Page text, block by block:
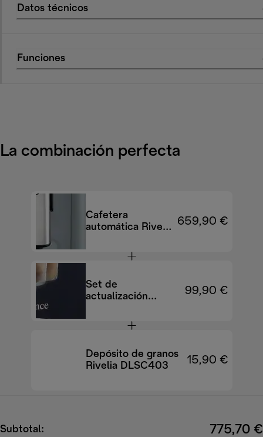
Datos técnicos
Funciones
La combinación perfecta
Cafetera
automática Rivelia
659,90 €
Set de
actualización
LatteCrema Cool
99,90 €
Depósito de granos
Rivelia DLSC403
15,90 €
Subtotal: 775,70 €